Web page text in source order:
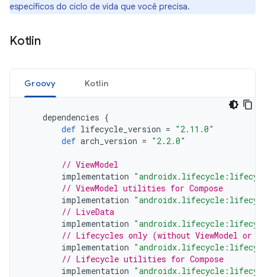
específicos do ciclo de vida que você precisa.
Kotlin
Groovy Kotlin
dependencies {
def lifecycle_version = "2.11.0"
def arch_version = "2.2.0"
// ViewModel
implementation
// ViewModel utilities for Compose
implementation
// LiveData
implementation
// Lifecycles only (without ViewModel or
implementation
// Lifecycle utilities for Compose
implementation